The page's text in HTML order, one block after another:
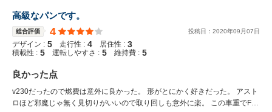
高級なパンです。
総合評価 4 投稿日： 2020年09 月07日
デザイン : 5 走行性 : 4 居住性 : 3
積載性 : 5 運転しやすさ : 5 維持費 : 5
良かった点
v230だったので燃費は意外に良かった。 形がとにかく好きだった。 アスト
ロほど邪魔じゃ無く見切りがいいので取り回しも意外に楽。 この車重でFF